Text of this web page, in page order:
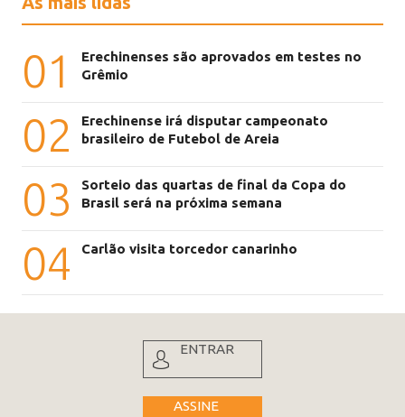
01
Erechinenses são aprovados em testes no
Grêmio
02
Erechinense irá disputar campeonato
brasileiro de Futebol de Areia
03
Sorteio das quartas de final da Copa do
Brasil será na próxima semana
04 Carlão visita torcedor canarinho
ENTRAR
ASSINE